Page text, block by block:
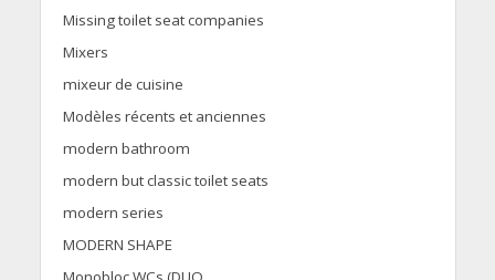
Missing toilet seat companies
Mixers
mixeur de cuisine
Modèles récents et anciennes
modern bathroom
modern but classic toilet seats
modern series
MODERN SHAPE